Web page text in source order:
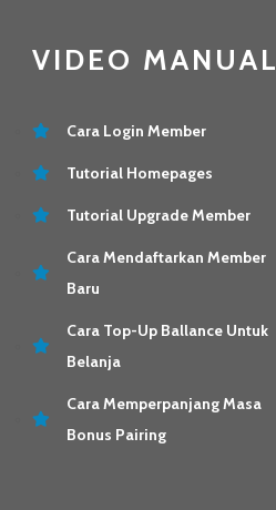
VIDEO MANUAL
Cara Login Member
Tutorial Homepages
Tutorial Upgrade Member
Cara Mendaftarkan Member
Baru
Cara Top-Up Ballance Untuk
Belanja
Cara Memperpanjang Masa
Bonus Pairing